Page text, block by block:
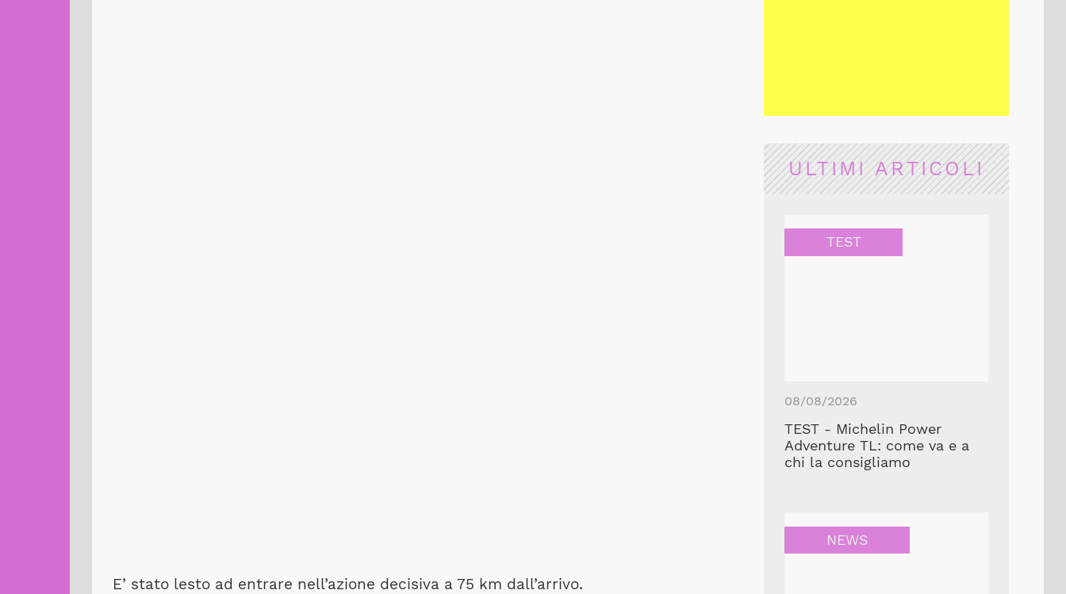
E’ stato lesto ad entrare nell’azione decisiva a 75 km dall’arrivo.
ULTIMI ARTICOLI
TEST
08/08/2026
TEST - Michelin Power
Adventure TL: come va e a
chi la consigliamo
NEWS